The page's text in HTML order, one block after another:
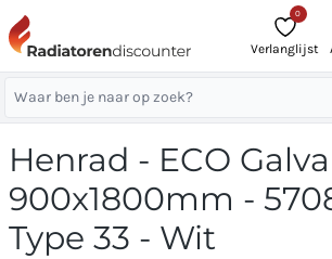
0
Verlanglijst
Henrad - ECO
900x1800mm -
Type 33 - Wit